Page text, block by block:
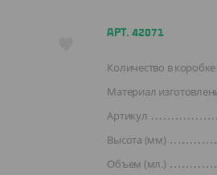
АРТ. 42071
Количество в коробке
Материал
Артикул
Высота (мм)
Объем (мл.)